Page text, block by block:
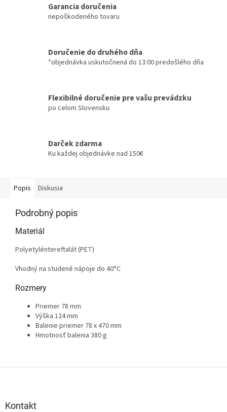
Garancia doručenia
nepoškodeného tovaru
Doručenie do druhého dňa
*objednávka uskutočnená do 13:00 predošlého dňa
Flexibilné doručenie pre vašu prevádzku
po celom Slovensku
Darček zdarma
Ku každej objednávke nad 150€
Popis Diskusia
Podrobný popis
Materiál
Polyetyléntereftalát (PET)
Vhodný na studené nápoje do 40°C
Rozmery
Priemer 78 mm
Výška 124 mm
Balenie priemer 78 x 470 mm
Hmotnosť balenia 380 g
Kontakt